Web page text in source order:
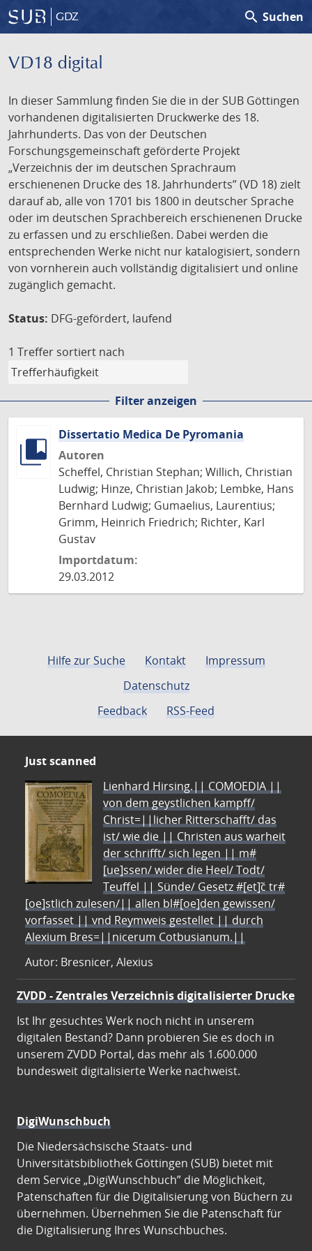
GDZ search Suchen
VD18 digital
In dieser Sammlung finden Sie die in der SUB Göttingen
vorhandenen digitalisierten Druckwerke des 18.
Jahrhunderts. Das von der Deutschen
Forschungsgemeinschaft geförderte Projekt
„Verzeichnis der im deutschen Sprachraum
erschienenen Drucke des 18. Jahrhunderts” (VD 18) zielt
darauf ab, alle von 1701 bis 1800 in deutscher Sprache
oder im deutschen Sprachbereich erschienenen Drucke
zu erfassen und zu erschließen. Dabei werden die
entsprechenden Werke nicht nur katalogisiert, sondern
von vornherein auch vollständig digitalisiert und online
zugänglich gemacht.
Status: DFG-gefördert, laufend
1 Treffer sortiert nach
Filter anzeigen
Dissertatio Medica De Pyromania
Autoren
Scheffel, Christian Stephan; Willich, Christian
Ludwig; Hinze, Christian Jakob; Lembke, Hans
Bernhard Ludwig; Gumaelius, Laurentius;
Grimm, Heinrich Friedrich; Richter, Karl
Gustav
Importdatum:
29.03.2012
Hilfe zur Suche Kontakt
Impressum
Datenschutz
Feedback
RSS-Feed
Just scanned
Lienhard Hirsing.|| COMOEDIA ||
von dem geystlichen kampff/
Christ=||licher Ritterschafft/ das
ist/ wie die || Christen aus warheit
der schrifft/ sich legen || m#
[ue]ssen/ wider die Heel/ Todt/
Teuffel || Sünde/ Gesetz #[et]c̃ tr#
[oe]stlich zulesen/|| allen bl#[oe]den gewissen/
vorfasset || vnd Reymweis gestellet || durch
Alexium Bres=||nicerum Cotbusianum.||
Autor: Bresnicer, Alexius
ZVDD - Zentrales Verzeichnis digitalisierter Drucke
Ist Ihr gesuchtes Werk noch nicht in unserem
digitalen Bestand? Dann probieren Sie es doch in
unserem ZVDD Portal, das mehr als 1.600.000
bundesweit digitalisierte Werke nachweist.
DigiWunschbuch
Die Niedersächsische Staats- und
Universitätsbibliothek Göttingen (SUB) bietet mit
dem Service „DigiWunschbuch” die Möglichkeit,
Patenschaften für die Digitalisierung von Büchern zu
übernehmen. Übernehmen Sie die Patenschaft für
die Digitalisierung Ihres Wunschbuches.